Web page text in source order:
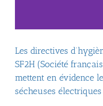
Les directives
SF2H (Société
mettent en évidence
sécheuses électriques